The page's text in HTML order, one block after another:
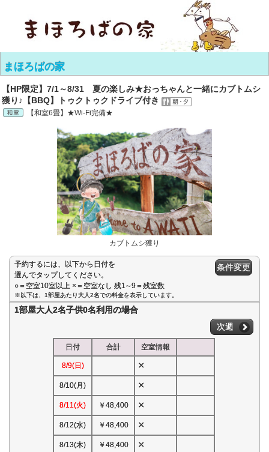
まほろばの家
【HP限定】7/1～8/31 夏の楽しみ★おっちゃんと一緒にカブトムシ
獲り♪【BBQ】トゥクトゥクドライブ付き
【和室6畳】★Wi-Fi完備★
カブトムシ獲り
予約するには、以下から日付を
選んでタップしてください。
○＝空室10室以上 ×＝空室なし 残1∼9＝残室数
条件変更
※以下は、1部屋あたり大人2名での料金を表示しています。
1部屋大人2名子供0名利用の場合
次週
日付 合計 空室情報
8/9(日) ×
8/10(月) ×
8/11(火) ￥48,400 ×
8/12(水) ￥48,400 ×
8/13(木) ￥48,400 ×